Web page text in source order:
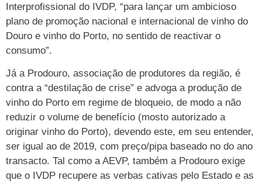
Interprofissional do IVDP, “para lançar um ambicioso
plano de promoção nacional e internacional de vinho do
Douro e vinho do Porto, no sentido de reactivar o
consumo”.
Já a Prodouro, associação de produtores da região, é
contra a “destilação de crise” e advoga a produção de
vinho do Porto em regime de bloqueio, de modo a não
reduzir o volume de benefício (mosto autorizado a
originar vinho do Porto), devendo este, em seu entender,
ser igual ao de 2019, com preço/pipa baseado no do ano
transacto. Tal como a AEVP, também a Prodouro exige
que o IVDP recupere as verbas cativas pelo Estado e as